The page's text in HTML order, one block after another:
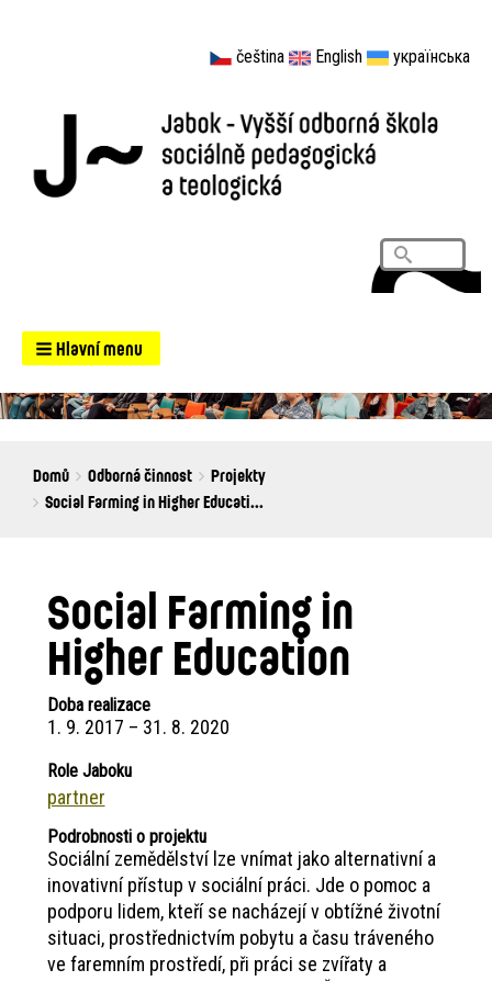
čeština English українська
Search
Hlavní menu
Breadcrumbs
You
are
Domů Odborná činnost
Projekty
Social Farming in Higher Educati...
Social Farming in
Higher Education
Doba realizace
1. 9. 2017 – 31. 8. 2020
Role Jaboku
partner
Podrobnosti o projektu
Sociální zemědělství lze vnímat jako alternativní a
inovativní přístup v sociální práci. Jde o pomoc a
podporu lidem, kteří se nacházejí v obtížné životní
situaci, prostřednictvím pobytu a času tráveného
ve faremním prostředí, při práci se zvířaty a